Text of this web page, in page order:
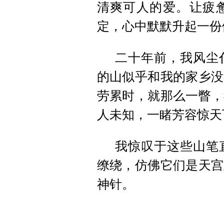
清爽可人的爱。让疲
定，心中默默升起一
二十年前，我风尘
的山似乎和我的家乡
劳累时，就那么一瞥
人未知，一睹芳容惊
我惊叹于这些山笔
缭绕，仿佛它们是天
神针。